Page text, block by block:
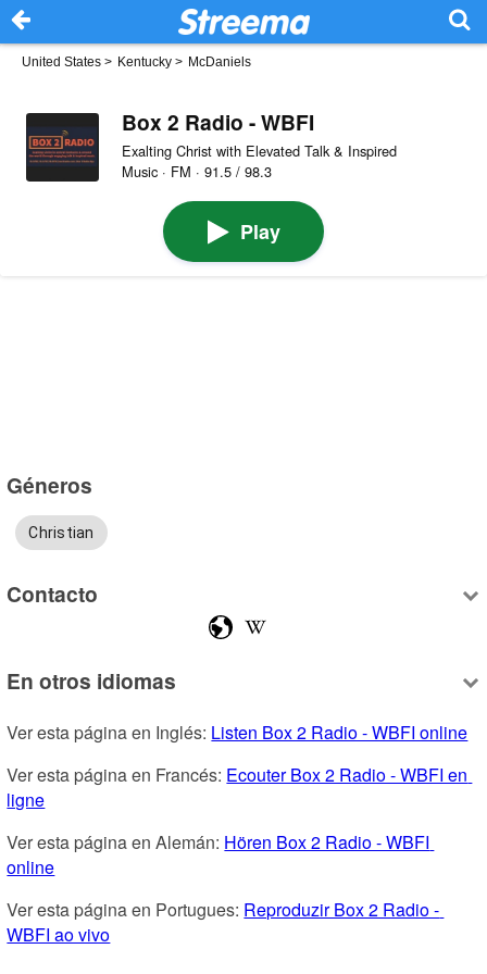
United States > Kentucky > McDaniels
Box 2 Radio - WBFI
Exalting Christ with Elevated Talk & Inspired
Music · FM · 91.5 / 98.3
Play
Géneros
Christian
Contacto
En otros idiomas
Ver esta página en Inglés: Listen Box 2 Radio - WBFI online
Ver esta página en Francés: Ecouter Box 2 Radio - WBFI en
ligne
Ver esta página en Alemán: Hören Box 2 Radio - WBFI
online
Ver esta página en Portugues: Reproduzir Box 2 Radio -
WBFI ao vivo